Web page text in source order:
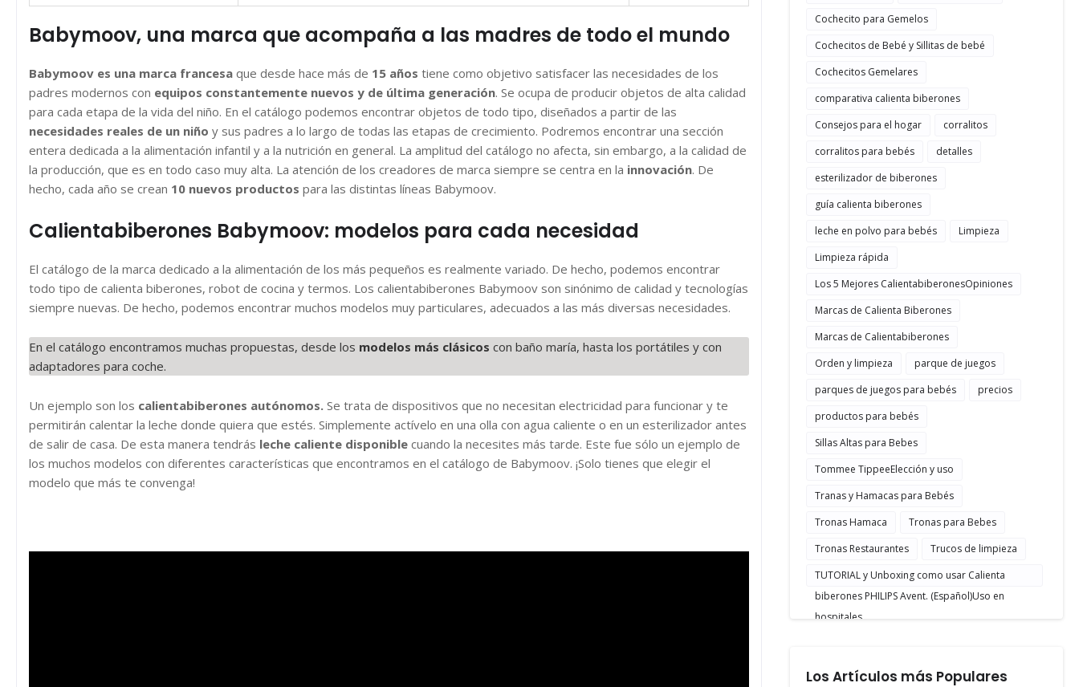
Babymoov, una marca que acompaña a las madres de todo el mundo
Babymoov es una marca francesa que desde hace más de 15 años tiene como objetivo satisfacer las necesidades de los
padres modernos con equipos constantemente nuevos y de última generación. Se ocupa de producir objetos de alta calidad
para cada etapa de la vida del niño. En el catálogo podemos encontrar objetos de todo tipo, diseñados a partir de las
necesidades reales de un niño y sus padres a lo largo de todas las etapas de crecimiento. Podremos encontrar una sección
entera dedicada a la alimentación infantil y a la nutrición en general. La amplitud del catálogo no afecta, sin embargo, a la calidad de
la producción, que es en todo caso muy alta. La atención de los creadores de marca siempre se centra en la innovación. De
hecho, cada año se crean 10 nuevos productos para las distintas líneas Babymoov.
Calientabiberones Babymoov: modelos para cada necesidad
El catálogo de la marca dedicado a la alimentación de los más pequeños es realmente variado. De hecho, podemos encontrar
todo tipo de calienta biberones, robot de cocina y termos. Los calientabiberones Babymoov son sinónimo de calidad y tecnologías
siempre nuevas. De hecho, podemos encontrar muchos modelos muy particulares, adecuados a las más diversas necesidades.
En el catálogo encontramos muchas propuestas, desde los modelos más clásicos con baño maría, hasta los portátiles y con
adaptadores para coche.
Un ejemplo son los calientabiberones autónomos. Se trata de dispositivos que no necesitan electricidad para funcionar y te
permitirán calentar la leche donde quiera que estés. Simplemente actívelo en una olla con agua caliente o en un esterilizador antes
de salir de casa. De esta manera tendrás leche caliente disponible cuando la necesites más tarde. Este fue sólo un ejemplo de
los muchos modelos con diferentes características que encontramos en el catálogo de Babymoov. ¡Solo tienes que elegir el
modelo que más te convenga!
Cochecito para Gemelos
Cochecitos de Bebé y Sillitas de bebé
Cochecitos Gemelares
comparativa calienta biberones
Consejos para el hogar
corralitos
corralitos para bebés
detalles
esterilizador de biberones
guía calienta biberones
leche en polvo para bebés
Limpieza
Limpieza rápida
Los 5 Mejores CalientabiberonesOpiniones
Marcas de Calienta Biberones
Marcas de Calientabiberones
Orden y limpieza
parque de juegos
parques de juegos para bebés
precios
productos para bebés
Sillas Altas para Bebes
Tommee TippeeElección y uso
Tranas y Hamacas para Bebés
Tronas Hamaca
Tronas para Bebes
Tronas Restaurantes
Trucos de limpieza
TUTORIAL y Unboxing como usar Calienta
biberones PHILIPS Avent. (Español)Uso en
hospitales
Los Artículos más Populares